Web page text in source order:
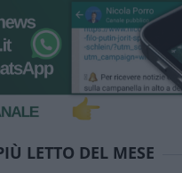
LETTO DEL MESE